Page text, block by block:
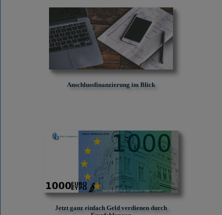
Anschlussfinanzierung im Blick
Jetzt ganz einfach Geld verdienen durch